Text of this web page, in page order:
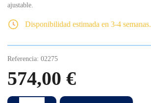
ajustable.
Disponibilidad estimada en 3-4 semanas.
Referencia: 02275
574,00 €